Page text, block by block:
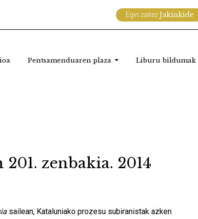
Egin zaitezJakinkide
Pentsamenduaren plaza Liburu bildumak
201. zenbakia. 2014
sailean, Kataluniako prozesu subiranistak azken